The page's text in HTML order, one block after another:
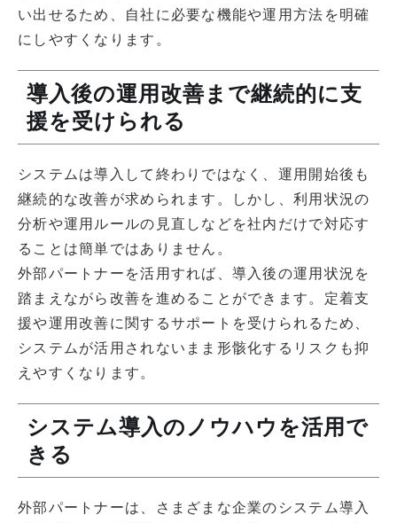
い出せるため、自社に必要な機能や運用方法を明確
にしやすくなります。
導入後の運用改善まで継続的に支
援を受けられる
システムは導入して終わりではなく、運用開始後も
継続的な改善が求められます。しかし、利用状況の
分析や運用ルールの見直しなどを社内だけで対応す
ることは簡単ではありません。
外部パートナーを活用すれば、導入後の運用状況を
踏まえながら改善を進めることができます。定着支
援や運用改善に関するサポートを受けられるため、
システムが活用されないまま形骸化するリスクも抑
えやすくなります。
システム導入のノウハウを活用で
きる
外部パートナーは、さまざまな企業のシステム導入